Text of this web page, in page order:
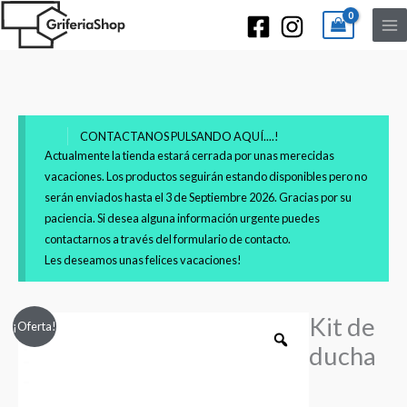
CONTACTANOS PULSANDO AQUÍ....!
Actualmente la tienda estará cerrada por unas merecidas
vacaciones. Los productos seguirán estando disponibles pero no
serán enviados hasta el 3 de Septiembre 2026. Gracias por su
paciencia. Si desea alguna información urgente puedes
contactarnos a través del formulario de contacto.
Les deseamos unas felices vacaciones!
¡Oferta!
Kit de
ducha
Kit
de